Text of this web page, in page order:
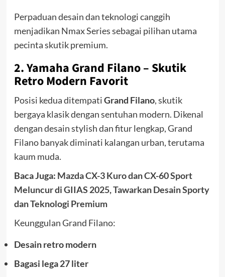
Perpaduan desain dan teknologi canggih
menjadikan Nmax Series sebagai pilihan utama
pecinta skutik premium.
2.Yamaha Grand Filano– Skutik
Retro Modern Favorit
Posisi kedua ditempatiGrand Filano, skutik
bergaya klasik dengan sentuhan modern. Dikenal
dengan desain stylish dan fitur lengkap, Grand
Filano banyak diminati kalangan urban, terutama
kaum muda.
Baca Juga: Mazda CX-3 Kuro dan CX-60 Sport
Meluncur di GIIAS 2025, Tawarkan Desain Sporty
dan Teknologi Premium
Keunggulan Grand Filano:
Desain retro modern
Bagasi lega 27 liter